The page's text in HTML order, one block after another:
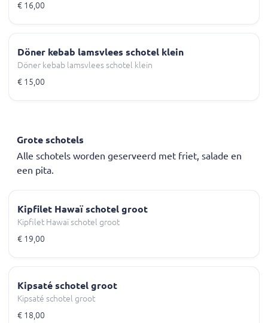
€ 16,00
Döner kebab lamsvlees schotel klein
Döner kebab lamsvlees schotel klein
€ 15,00
Grote schotels
Alle schotels worden geserveerd met friet, salade en
een pita.
Kipfilet Hawaï schotel groot
Kipfilet Hawaï schotel groot
€ 19,00
Kipsaté schotel groot
Kipsaté schotel groot
€ 18,00